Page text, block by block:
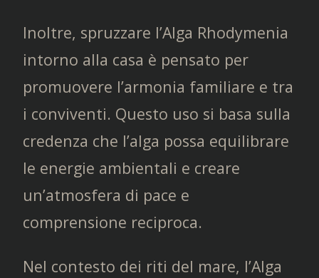
Inoltre, spruzzare l’Alga Rhodymenia
intorno alla casa è pensato per
promuovere l’armonia familiare e tra
i conviventi. Questo uso si basa sulla
credenza che l’alga possa equilibrare
le energie ambientali e creare
un’atmosfera di pace e
comprensione reciproca.
Nel contesto dei riti del mare, l’Alga